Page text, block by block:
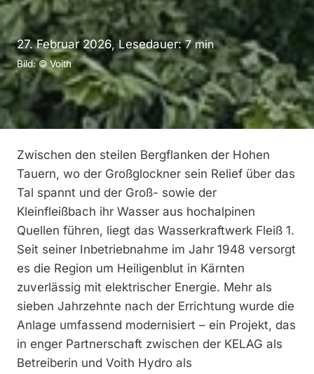
27. Februar 2026, Lesedauer:7min
Bild: © Voith
Zwischen den steilen Bergflanken der Hohen
Tauern, wo der Großglockner sein Relief über das
Tal spannt und der Groß- sowie der
Kleinfleißbach ihr Wasser aus hochalpinen
Quellen führen, liegt das Wasserkraftwerk Fleiß 1.
Seit seiner Inbetriebnahme im Jahr 1948 versorgt
es die Region um Heiligenblut in Kärnten
zuverlässig mit elektrischer Energie. Mehr als
sieben Jahrzehnte nach der Errichtung wurde die
Anlage umfassend modernisiert – ein Projekt, das
in enger Partnerschaft zwischen der KELAG als
Betreiberin und Voith Hydro als